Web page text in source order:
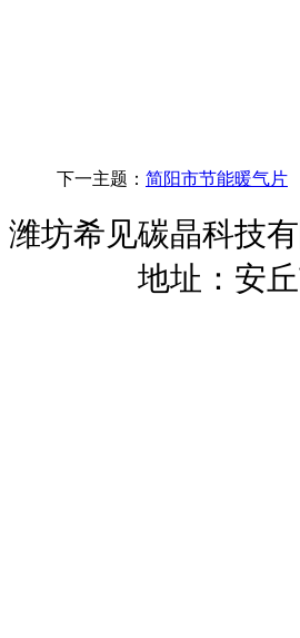
下一主题： 简阳市节能暖气片
潍坊希见碳晶科
地址：安